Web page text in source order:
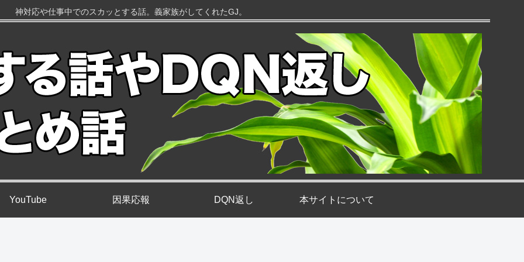
神対応や仕事中でのスカッとする話。義家族がしてくれたGJ。
YouTube 因果応報 DQN返し 本サイトについて